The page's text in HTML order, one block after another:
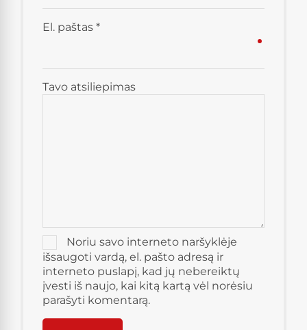
Tavo atsiliepimas
El. paštas *
Noriu savo interneto naršyklėje
išsaugoti vardą, el. pašto adresą ir
interneto puslapį, kad jų nebereiktų
įvesti iš naujo, kai kitą kartą vėl norėsiu
parašyti komentarą.